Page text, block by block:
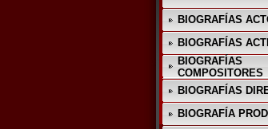
BIOGRAFÍAS
BIOGRAFÍAS
BIOGRAFÍAS
COMPOSITORES
BIOGRAFÍAS
BIOGRAFÍA